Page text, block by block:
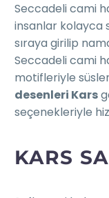
Seccadeli cami
insanlar kolayca
sıraya girilip
Seccadeli cami
motifleriyle
desenleri Kars
seçenekleriyle
KARS